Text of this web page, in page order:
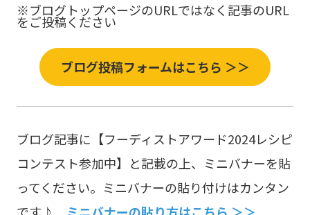
※ブログトップページのURLではなく記事のURL
をご投稿ください
ブログ投稿フォームはこちら ＞＞
ブログ記事に【フーディストアワード2024レシピ
コンテスト参加中】と記載の上、ミニバナーを貼
ってください。ミニバナーの貼り付けはカンタン